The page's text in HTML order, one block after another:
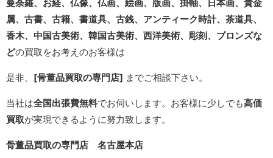
曼荼羅、お経、仏像、仏画、 絵画、 版画、 掛軸、日本画、 貴金
属、 古書、古籍、 書道具、古銭、アンティーク時計、茶道具、
香木、中国古美術、韓国古美術、西洋美術、彫刻、ブロンズな
どの買取 をお考えのお客様は
是非、 [骨董品買取の専門店] までご相談下さい。
当社は全国出張費無料でお伺いします。お客様に少しでも高価
買取が実現できるように努力致します。
骨董品買取の専門店 名古屋本店